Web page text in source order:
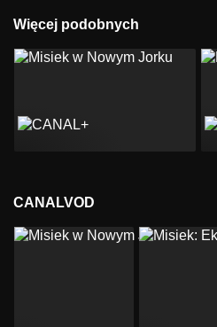
Więcej podobnych
CANALVOD